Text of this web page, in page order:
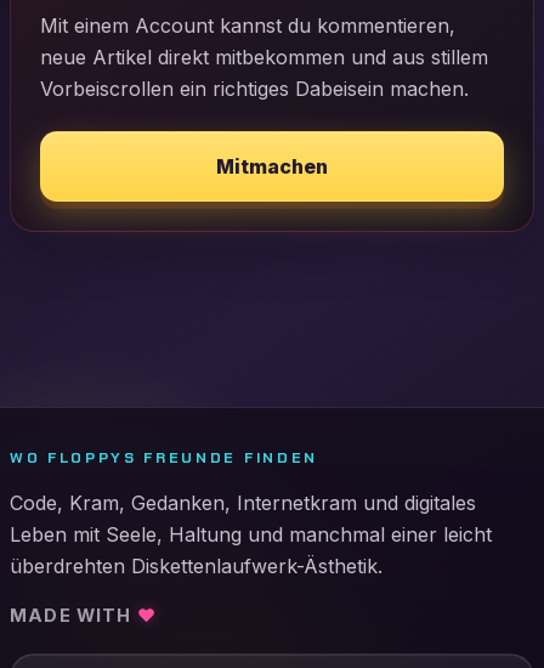
Mit einem Account kannst du kommentieren,
neue Artikel direkt mitbekommen und aus stillem
Vorbeiscrollen ein richtiges Dabeisein machen.
Mitmachen
WO FLOPPYS FREUNDE FINDEN
Code, Kram, Gedanken, Internetkram und digitales
Leben mit Seele, Haltung und manchmal einer leicht
überdrehten Diskettenlaufwerk-Ästhetik.
MADE WITH ♥